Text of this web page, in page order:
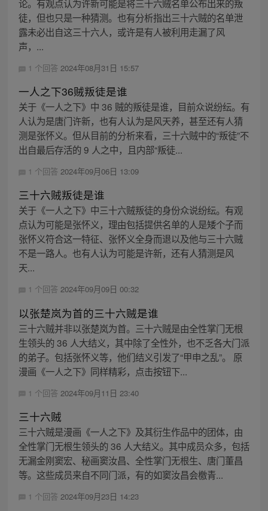
论。有观点认为许新可能是将三十六贼名单公布出来的叛
徒，但也只是一种猜测。也有分析指出三十六贼的名单泄
露未必出自这三十六人，或许是有人被利用走漏了风
声，...
1 个回答 2024年08月31日 15:57
一人之下36贼叛徒是谁
关于《一人之下》中 36 贼的叛徒是谁，目前众说纷纭。有
人认为是唐门许新，也有人认为是风天养，甚至还有人猜
测是张怀义。但从目前的分析来看，三十六贼中的“叛徒”不
出自最后存活的 9 人之中，且内部“叛徒...
1 个回答 2024年09月06日 13:09
三十六贼叛徒是谁
关于《一人之下》中三十六贼叛徒的身份众说纷纭。有观
点认为可能是张怀义，理由包括提供名单的人是矮个子而
张怀义符合这一特征、张怀义全身而退以及他与三十六贼
不是一路人。也有人认为可能是许新，还有人猜测是风
天...
1 个回答 2024年09月09日 00:32
以张楚岚为首的三十六贼是谁
三十六贼并非以张楚岚为首。三十六贼是由全性掌门无根
生领头的 36 人大结义，其中除了全性外，也不乏各大门派
的弟子。包括张怀义等，他们结义引发了“甲申之乱”。 原
漫画《一人之下》同样精彩，点击按钮下...
1 个回答 2024年09月11日 23:40
三十六贼
三十六贼是漫画《一人之下》及其衍生作品中的团体，由
全性掌门无根生领头的 36 人大结义。其中成员众多，包括
无漏金刚窦宏、秘画窦汝昌、全性掌门无根生、唐门董昌
等。这些成员来自不同门派，有的如窦汝昌会檄青...
1 个回答 2024年09月23日 14:23